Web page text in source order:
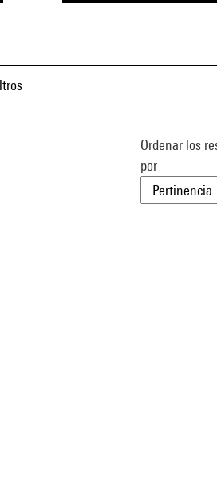
Ordenar los
por